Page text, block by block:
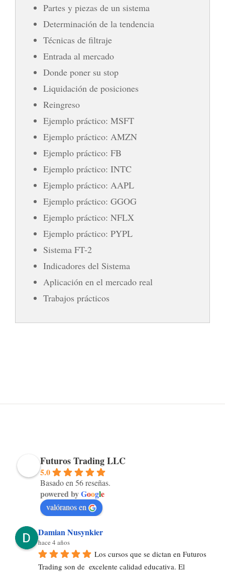
Partes y piezas de un sistema
Determinación de la tendencia
Técnicas de filtraje
Entrada al mercado
Donde poner su stop
Liquidación de posiciones
Reingreso
Ejemplo práctico: MSFT
Ejemplo práctico: AMZN
Ejemplo práctico: FB
Ejemplo práctico: INTC
Ejemplo práctico: AAPL
Ejemplo práctico: GGOG
Ejemplo práctico: NFLX
Ejemplo práctico: PYPL
Sistema FT-2
Indicadores del Sistema
Aplicación en el mercado real
Trabajos prácticos
Futuros Trading LLC
5.0
Basado en 56 reseñas.
powered byGoogle
valóranos en
Damian Nusynkier
hace 4 años
Los cursos que se dictan en Futuros
Trading son de  excelente calidad educativa. El